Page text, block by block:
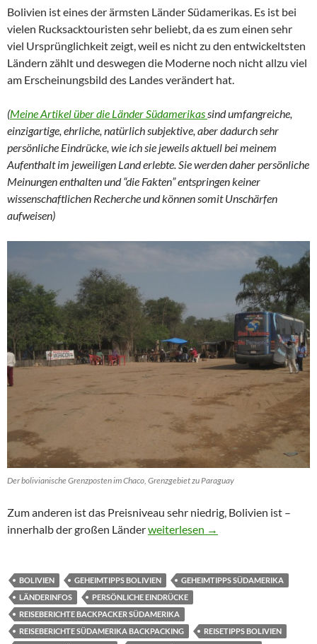
Bolivien ist eines der ärmsten Länder Südamerikas. Es ist bei
vielen Rucksacktouristen sehr beliebt, da es zum einen sehr
viel Ursprünglichkeit zeigt, weil es nicht zu den entwickeltsten
Ländern zählt und deswegen die Moderne noch nicht allzu viel
am Erscheinungsbild des Landes verändert hat.
(Meine Artikel über die Länder Südamerikassind umfangreiche,
einzigartige, ehrliche, natürlich subjektive, aber dadurch sehr
persönliche Eindrücke, wie ich sie jeweils aktuell bei meinem
Aufenthalt im jeweiligen Land erlebte. Sie werden daher persönliche
Meinungen enthalten und “die Fakten” entspringen keiner
wissenschaftlichen Recherche und können somit Unschärfen
aufweisen)
Der bolivianische Grenzposten im Chaco, Grenzgebiet zu Paraguay
Zum anderen ist das Preisniveau sehr niedrig, Bolivien ist –
innerhalb der großen LänderBolivien: Persönliche Eindrücke
weiterlesen →
BOLIVIEN GEHEIMTIPPS BOLIVIEN
GEHEIMTIPPS SÜDAMERIKA
LÄNDERINFOS
PERSÖNLICHE EINDRÜCKE
REISEBERICHTE BACKPACKER SÜDAMERIKA
REISEBERICHTE SÜDAMERIKA BACKPACKING
REISETIPPS BOLIVIEN